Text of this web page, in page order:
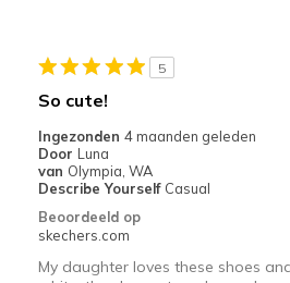
5
So cute!
Ingezonden 4 maanden geleden
Door Luna
van Olympia, WA
Describe Yourself Casual
Beoordeeld op
skechers.com
My daughter loves these shoes